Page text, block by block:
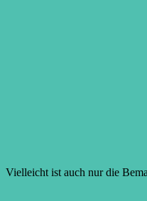
Vielleicht ist auch nur die